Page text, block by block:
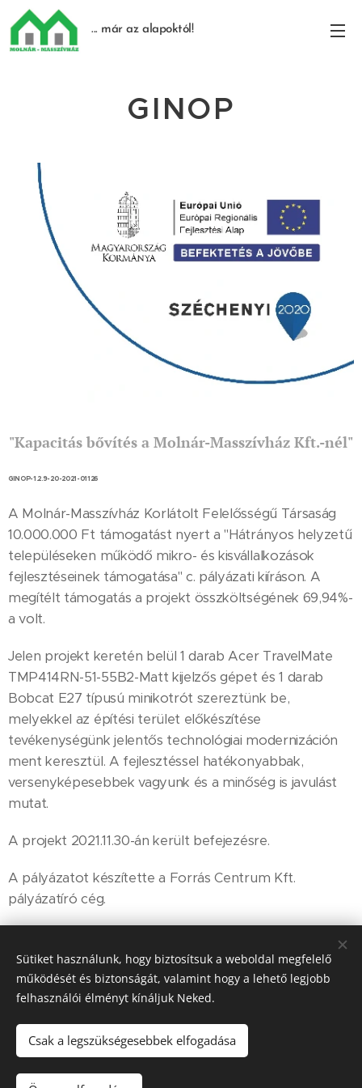
... már az alapoktól!
GINOP
"Kapacitás bővítés a Molnár-Masszívház Kft.-nél"
GINOP-1.2.9-20-2021-01126
A Molnár-Masszívház Korlátolt Felelősségű Társaság
10.000.000 Ft támogatást nyert a "Hátrányos helyzetű
településeken működő mikro- és kisvállalkozások
fejlesztéseinek támogatása" c. pályázati kiíráson. A
megítélt támogatás a projekt összköltségének 69,94%-
a volt.
Jelen projekt keretén belül 1 darab Acer TravelMate
TMP414RN-51-55B2-Matt kijelzős gépet és 1 darab
Bobcat E27 típusú minikotrót szereztünk be,
melyekkel az építési terület előkészítése
tevékenységünk jelentős technológiai modernizáción
ment keresztül. A fejlesztéssel hatékonyabbak,
versenyképesebbek vagyunk és a minőség is javulást
mutat.
A projekt 2021.11.30-án került befejezésre.
A pályázatot készítette a Forrás Centrum Kft.
pályázatíró cég.
Molnár-Masszívház Kft.
Kőműves, szerkezetépítő, generálkivitelező és
földmunka vállalkozás
#Sopron és környéke
Tel: +36 30 650 4626
Sütiket használunk, hogy biztosítsuk a weboldal megfelelő
működését és biztonságát, valamint hogy a lehető legjobb
felhasználói élményt kínáljuk Neked.
Csak a legszükségesebbek elfogadása